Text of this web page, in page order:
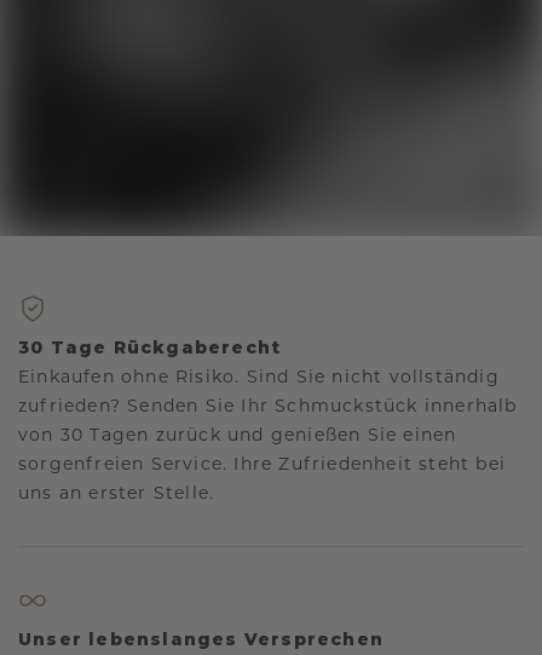
30 Tage Rückgaberecht
Einkaufen ohne Risiko. Sind Sie nicht vollständig
zufrieden? Senden Sie Ihr Schmuckstück innerhalb
von 30 Tagen zurück und genießen Sie einen
sorgenfreien Service. Ihre Zufriedenheit steht bei
uns an erster Stelle.
Unser lebenslanges Versprechen